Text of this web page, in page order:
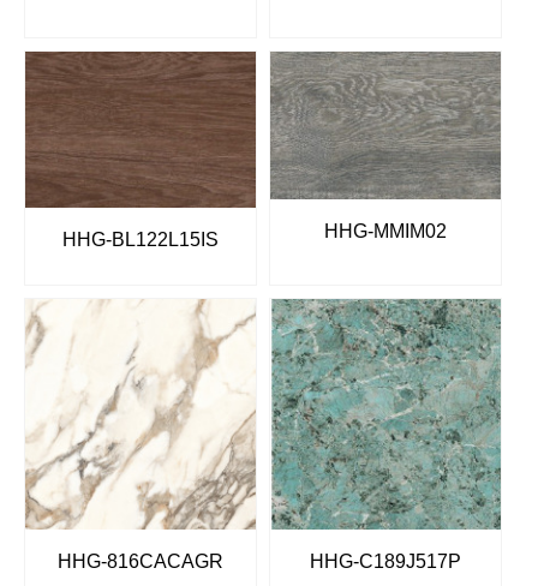
HHG-BL122L15IS HHG-MMIM02
HHG-816CACAGR HHG-C189J517P